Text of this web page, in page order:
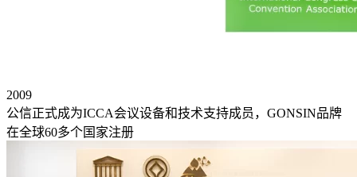
2009
公信正式成为ICCA会议设备和技术支持成员，GONSIN品牌
在全球60多个国家注册